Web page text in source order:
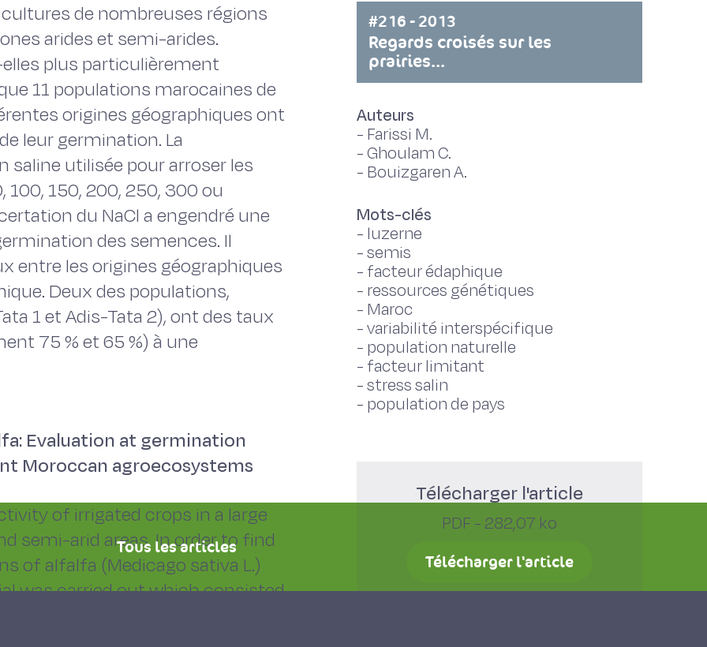
de nombreuses régions
arides et semi-arides.
plus particulièrement
11 populations marocaines de
origines géographiques ont
leur germination. La
saline utilisée pour arroser les
150, 200, 250, 300 ou
du NaCl a engendré une
des semences. Il
entre les origines géographiques
Deux des populations,
1 et Adis-Tata 2), ont des taux
75 % et 65 %) à une
Evaluation at germination
Moroccan agroecosystems
of irrigated crops in a large
semi-arid areas. In order to find
of alfalfa (Medicago sativa L.)
was carried out which consisted
#216 - 2013
Regards croisés sur les
prairies...
Auteurs
- Farissi M.
-Ghoulam C.
- Bouizgaren A.
Mots-clés
- luzerne
-semis
- facteur édaphique
- ressources génétiques
- Maroc
-variabilité interspécifique
- population naturelle
- facteur limitant
-stress salin
- population de pays
Télécharger l'article
PDF - 282,07 ko
Télécharger l'article
Tous les articles